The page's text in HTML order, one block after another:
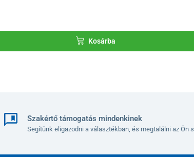
Kosárba
Szakértő támogatás mindenkinek
Segítünk eligazodni a választékban, és megtalálni az